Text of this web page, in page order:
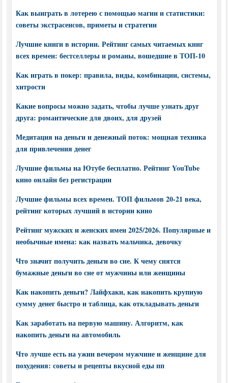
Как выиграть в лотерею с помощью магии и статистики:
советы экстрасенсов, приметы и стратегии
Лучшие книги в истории. Рейтинг самых читаемых книг
всех времен: бестселлеры и романы, вошедшие в ТОП-10
Как играть в покер: правила, виды, комбинации, системы,
хитрости
Какие вопросы можно задать, чтобы лучше узнать друг
друга: романтические для двоих, для друзей
Медитация на деньги и денежный поток: мощная техника
для привлечения денег
Лучшие фильмы на Ютубе бесплатно. Рейтинг YouTube
кино онлайн без регистрации
Лучшие фильмы всех времен. ТОП фильмов 20-21 века,
рейтинг которых лучший в истории кино
Рейтинг мужских и женских имен 2025/2026. Популярные и
необычные имена: как назвать мальчика, девочку
Что значит получить деньги во сне. К чему снятся
бумажные деньги во сне от мужчины или женщины
Как накопить деньги? Лайфхаки, как накопить крупную
сумму денег быстро и таблица, как откладывать деньги
Как заработать на первую машину. Алгоритм, как
накопить деньги на автомобиль
Что лучше есть на ужин вечером мужчине и женщине для
похудения: советы и рецепты вкусной еды пп